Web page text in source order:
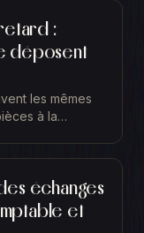
:
déposent
les mêmes
à la
échanges
et